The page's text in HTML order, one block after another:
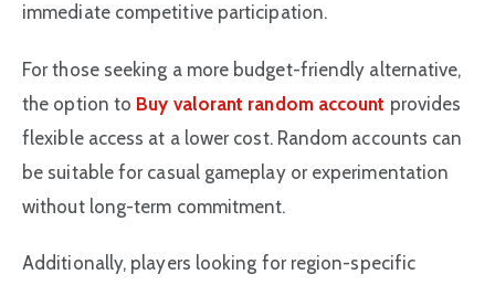
immediate competitive participation.
For those seeking a more budget-friendly alternative,
the option to Buy valorant random account provides
flexible access at a lower cost. Random accounts can
be suitable for casual gameplay or experimentation
without long-term commitment.
Additionally, players looking for region-specific